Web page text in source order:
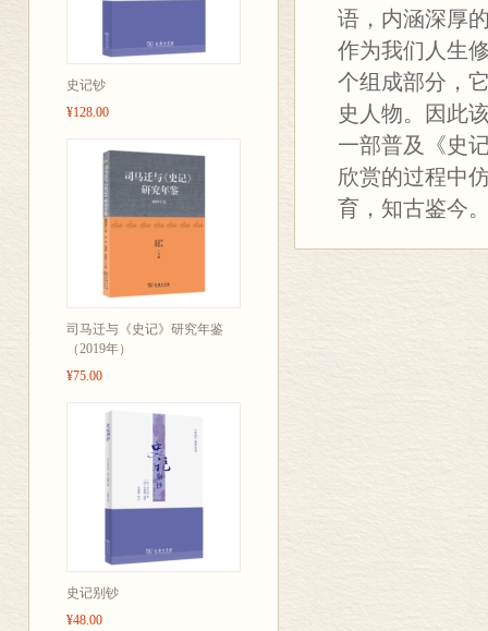
史记钞
¥128.00
司马迁与《史记》研究年鉴
（2019年）
¥75.00
史记别钞
¥48.00
语，内涵深厚
作为我们人生
个组成部分，
史人物。因此
一部普及《史
欣赏的过程中
育，知古鉴今